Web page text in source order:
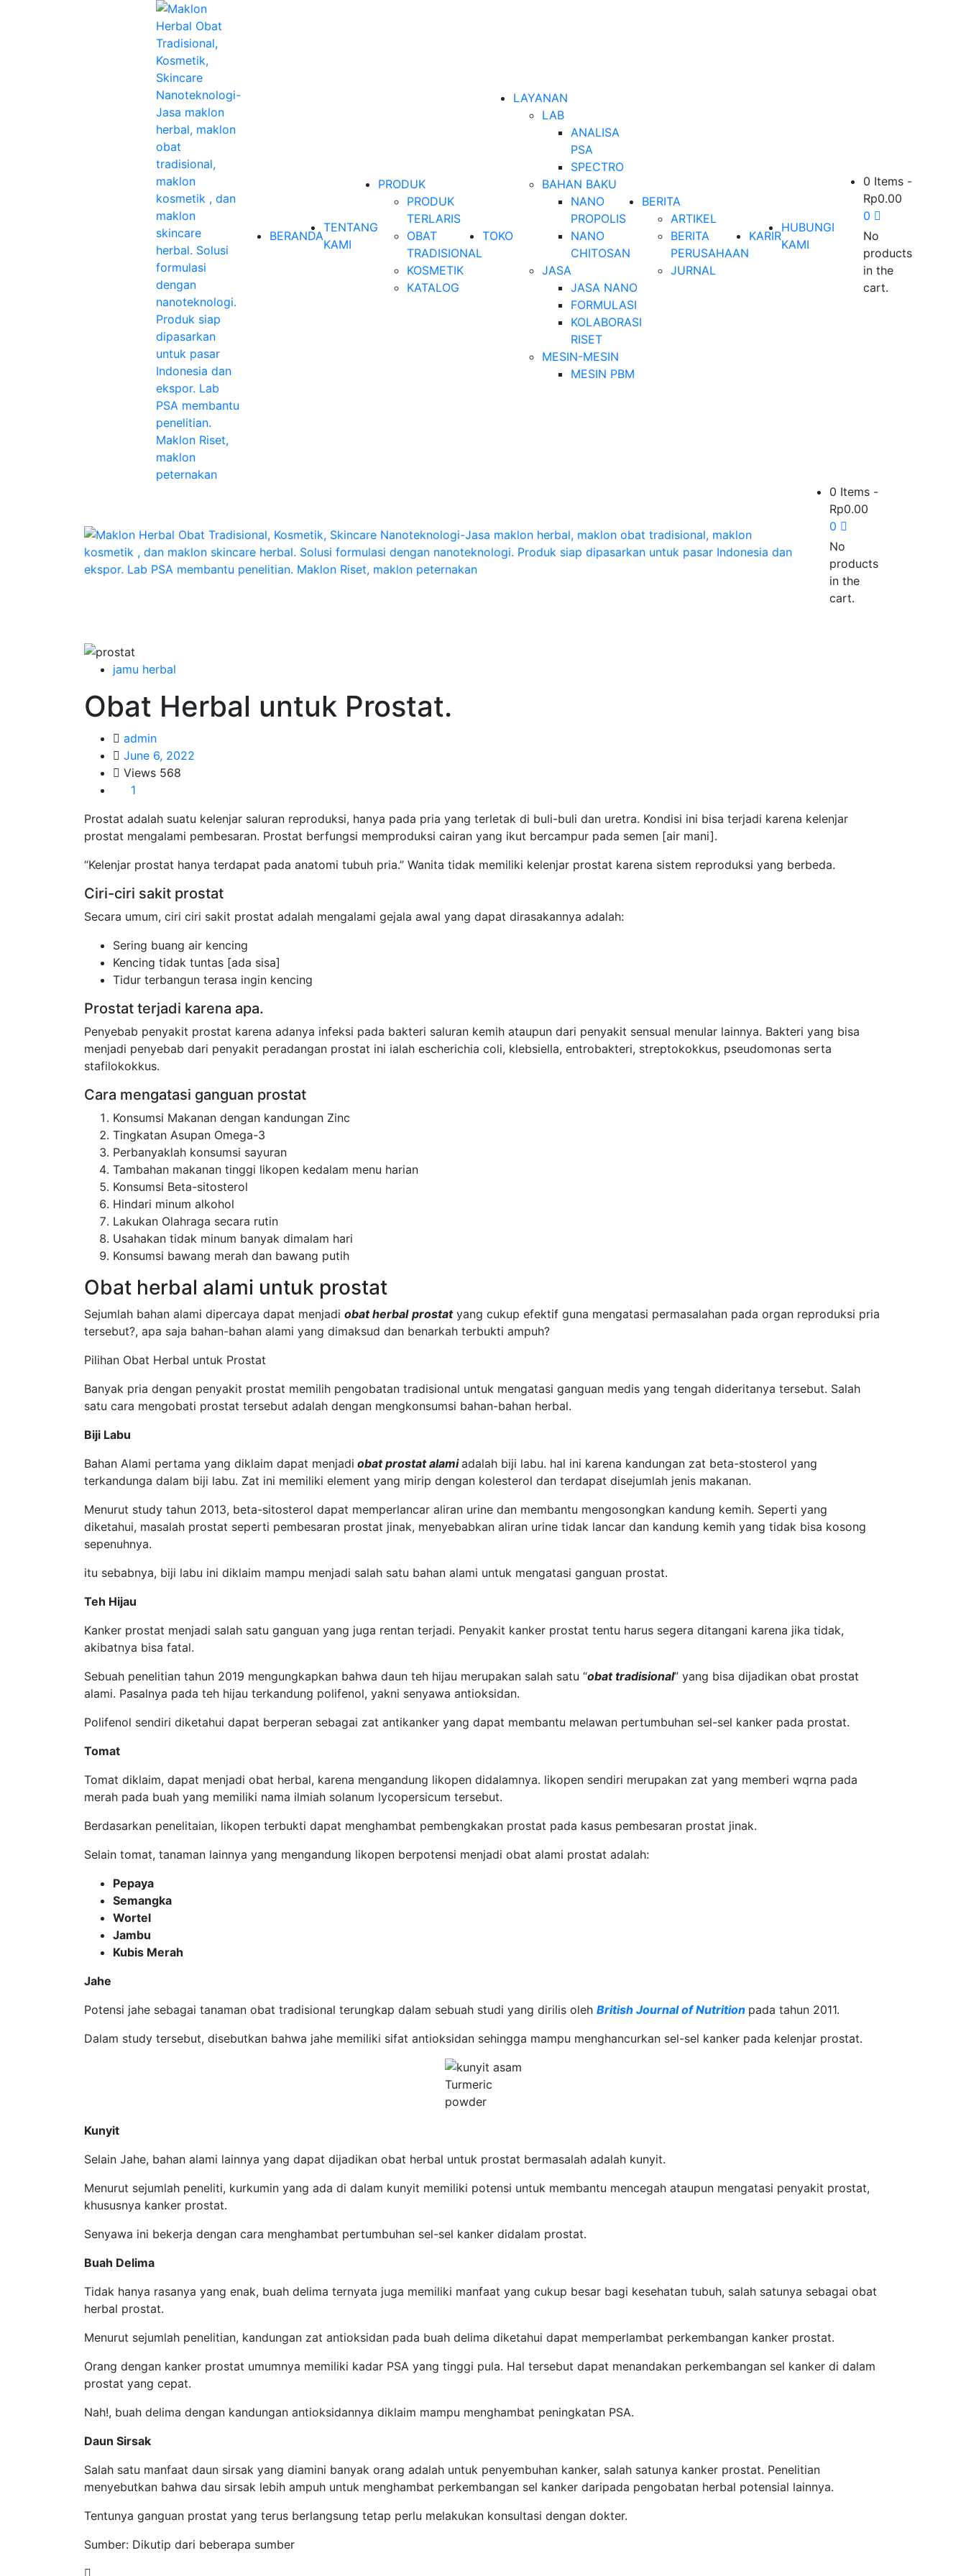
BERANDA
TENTANG
KAMI
PRODUK
PRODUK
TERLARIS
OBAT
TRADISIONAL
KOSMETIK
KATALOG
TOKO
LAYANAN
LAB
ANALISA
PSA
SPECTRO
BAHAN BAKU
NANO
PROPOLIS
NANO
CHITOSAN
JASA
JASA NANO
FORMULASI
KOLABORASI
RISET
MESIN-MESIN
MESIN PBM
BERITA
ARTIKEL
BERITA
PERUSAHAAN
JURNAL
KARIR
HUBUNGI
KAMI
0 Items -
Rp0.00
0
No
products
in the
cart.
0 Items-
Rp0.00
0
No
products
in the
cart.
jamu herbal
Obat Herbal untuk Prostat.
admin
June 6, 2022
Views 568
1
Prostat adalah suatu kelenjar saluran reproduksi, hanya pada pria yang terletak di buli-buli dan uretra. Kondisi ini bisa terjadi karena kelenjar
prostat mengalami pembesaran. Prostat berfungsi memproduksi cairan yang ikut bercampur pada semen [air mani].
“Kelenjar prostat hanya terdapat pada anatomi tubuh pria.” Wanita tidak memiliki kelenjar prostat karena sistem reproduksi yang berbeda.
Ciri-ciri sakit prostat
Secara umum, ciri ciri sakit prostat adalah mengalami gejala awal yang dapat dirasakannya adalah:
Sering buang air kencing
Kencing tidak tuntas [ada sisa]
Tidur terbangun terasa ingin kencing
Prostat terjadi karena apa.
Penyebab penyakit prostat karena adanya infeksi pada bakteri saluran kemih ataupun dari penyakit sensual menular lainnya. Bakteri yang bisa
menjadi penyebab dari penyakit peradangan prostat ini ialah escherichia coli, klebsiella, entrobakteri, streptokokkus, pseudomonas serta
stafilokokkus.
Cara mengatasi ganguan prostat
Konsumsi Makanan dengan kandungan Zinc
Tingkatan Asupan Omega-3
Perbanyaklah konsumsi sayuran
Tambahan makanan tinggi likopen kedalam menu harian
Konsumsi Beta-sitosterol
Hindari minum alkohol
Lakukan Olahraga secara rutin
Usahakan tidak minum banyak dimalam hari
Konsumsi bawang merah dan bawang putih
Obat herbal alami untuk prostat
Sejumlah bahan alami dipercaya dapat menjadi obat herbal prostatyang cukup efektif guna mengatasi permasalahan pada organ reproduksi pria
tersebut?, apa saja bahan-bahan alami yang dimaksud dan benarkah terbukti ampuh?
Pilihan Obat Herbal untuk Prostat
Banyak pria dengan penyakit prostat memilih pengobatan tradisional untuk mengatasi ganguan medis yang tengah dideritanya tersebut. Salah
satu cara mengobati prostat tersebut adalah dengan mengkonsumsi bahan-bahan herbal.
Biji Labu
Bahan Alami pertama yang diklaim dapat menjadi obat prostat alamiadalah biji labu. hal ini karena kandungan zat beta-stosterol yang
terkandunga dalam biji labu. Zat ini memiliki element yang mirip dengan kolesterol dan terdapat disejumlah jenis makanan.
Menurut study tahun 2013, beta-sitosterol dapat memperlancar aliran urine dan membantu mengosongkan kandung kemih. Seperti yang
diketahui, masalah prostat seperti pembesaran prostat jinak, menyebabkan aliran urine tidak lancar dan kandung kemih yang tidak bisa kosong
sepenuhnya.
itu sebabnya, biji labu ini diklaim mampu menjadi salah satu bahan alami untuk mengatasi ganguan prostat.
Teh Hijau
Kanker prostat menjadi salah satu ganguan yang juga rentan terjadi. Penyakit kanker prostat tentu harus segera ditangani karena jika tidak,
akibatnya bisa fatal.
Sebuah penelitian tahun 2019 mengungkapkan bahwa daun teh hijau merupakan salah satu “obat tradisional” yang bisa dijadikan obat prostat
alami. Pasalnya pada teh hijau terkandung polifenol, yakni senyawa antioksidan.
Polifenol sendiri diketahui dapat berperan sebagai zat antikanker yang dapat membantu melawan pertumbuhan sel-sel kanker pada prostat.
Tomat
Tomat diklaim, dapat menjadi obat herbal, karena mengandung likopen didalamnya. likopen sendiri merupakan zat yang memberi wqrna pada
merah pada buah yang memiliki nama ilmiah solanum lycopersicum tersebut.
Berdasarkan penelitaian, likopen terbukti dapat menghambat pembengkakan prostat pada kasus pembesaran prostat jinak.
Selain tomat, tanaman lainnya yang mengandung likopen berpotensi menjadi obat alami prostat adalah:
Pepaya
Semangka
Wortel
Jambu
Kubis Merah
Jahe
Potensi jahe sebagai tanaman obat tradisional terungkap dalam sebuah studi yang dirilis oleh British Journal of Nutrition pada tahun 2011.
Dalam study tersebut, disebutkan bahwa jahe memiliki sifat antioksidan sehingga mampu menghancurkan sel-sel kanker pada kelenjar prostat.
Turmeric
powder
Kunyit
Selain Jahe, bahan alami lainnya yang dapat dijadikan obat herbal untuk prostat bermasalah adalah kunyit.
Menurut sejumlah peneliti, kurkumin yang ada di dalam kunyit memiliki potensi untuk membantu mencegah ataupun mengatasi penyakit prostat,
khususnya kanker prostat.
Senyawa ini bekerja dengan cara menghambat pertumbuhan sel-sel kanker didalam prostat.
Buah Delima
Tidak hanya rasanya yang enak, buah delima ternyata juga memiliki manfaat yang cukup besar bagi kesehatan tubuh, salah satunya sebagai obat
herbal prostat.
Menurut sejumlah penelitian, kandungan zat antioksidan pada buah delima diketahui dapat memperlambat perkembangan kanker prostat.
Orang dengan kanker prostat umumnya memiliki kadar PSA yang tinggi pula. Hal tersebut dapat menandakan perkembangan sel kanker di dalam
prostat yang cepat.
Nah!, buah delima dengan kandungan antioksidannya diklaim mampu menghambat peningkatan PSA.
Daun Sirsak
Salah satu manfaat daun sirsak yang diamini banyak orang adalah untuk penyembuhan kanker, salah satunya kanker prostat. Penelitian
menyebutkan bahwa dau sirsak lebih ampuh untuk menghambat perkembangan sel kanker daripada pengobatan herbal potensial lainnya.
Tentunya ganguan prostat yang terus berlangsung tetap perlu melakukan konsultasi dengan dokter.
Sumber: Dikutip dari beberapa sumber